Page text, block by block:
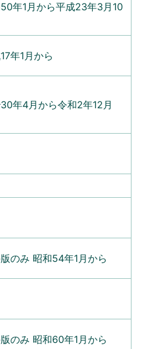
年1月から平成23年3月10
年1月から
年4月から令和2年12月
のみ 昭和54年1月から
のみ 昭和60年1月から